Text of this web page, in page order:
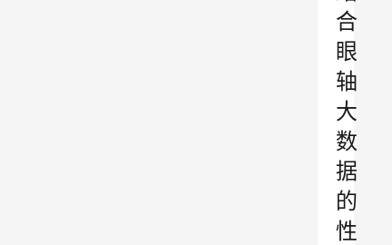
合
眼
轴
大
数
据
的
性